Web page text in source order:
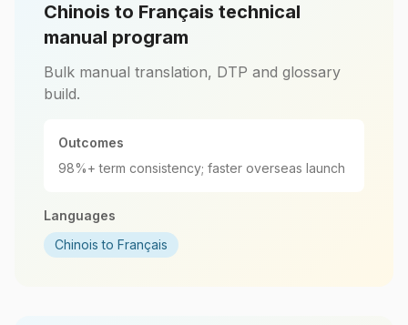
Chinois to Français technical
manual program
Bulk manual translation, DTP and glossary
build.
Outcomes
98%+ term consistency; faster overseas launch
Languages
Chinois to Français